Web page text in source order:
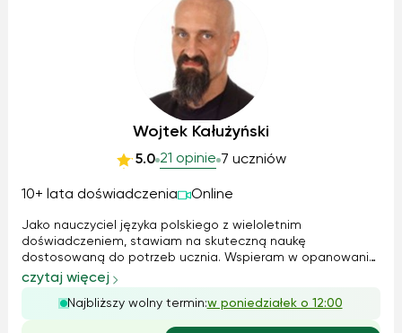
Wojtek Kałużyński
5.0 21 opinie 7 uczniów
10+ lata doświadczenia Online
Jako nauczyciel języka polskiego z wieloletnim
doświadczeniem, stawiam na skuteczną naukę
dostosowaną do potrzeb ucznia. Wspieram w opanowaniu
materiału, analizie lektur, poprawnym formułowaniu
wypowiedzi oraz przygotowaniu do egzaminów
ósmoklasisty i matury. Korzystam z różnorodnych metod, w
tym na...
czytaj więcej
Najbliższy wolny termin:w poniedziałek o 12:00